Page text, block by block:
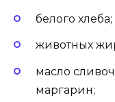
белого хлеба;
животных
масло
маргарин;